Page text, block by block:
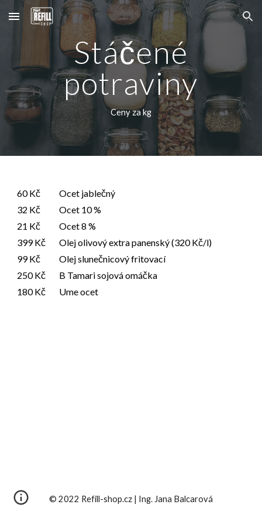
Skip to main content Skip to navigation
Stáčené
potraviny
Ceny za kg
60 Kč
Ocet jablečný
32 Kč
Ocet 10 %
21 Kč
Ocet 8 %
399 Kč
Olej olivový extra panenský (320 Kč/l)
99 Kč
Olej slunečnicový fritovací
250 Kč
B Tamari sojová omáčka
180 Kč
Ume ocet
© 2022 Refill-shop.cz | Ing. Jana Balcarová